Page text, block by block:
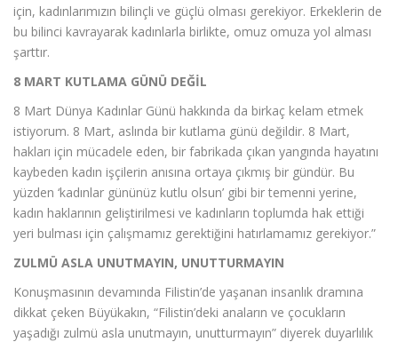
için, kadınlarımızın bilinçli ve güçlü olması gerekiyor. Erkeklerin de
bu bilinci kavrayarak kadınlarla birlikte, omuz omuza yol alması
şarttır.
8 MART KUTLAMA GÜNÜ DEĞİL
8 Mart Dünya Kadınlar Günü hakkında da birkaç kelam etmek
istiyorum. 8 Mart, aslında bir kutlama günü değildir. 8 Mart,
hakları için mücadele eden, bir fabrikada çıkan yangında hayatını
kaybeden kadın işçilerin anısına ortaya çıkmış bir gündür. Bu
yüzden ‘kadınlar gününüz kutlu olsun’ gibi bir temenni yerine,
kadın haklarının geliştirilmesi ve kadınların toplumda hak ettiği
yeri bulması için çalışmamız gerektiğini hatırlamamız gerekiyor.”
ZULMÜ ASLA UNUTMAYIN, UNUTTURMAYIN
Konuşmasının devamında Filistin’de yaşanan insanlık dramına
dikkat çeken Büyükakın, “Filistin’deki anaların ve çocukların
yaşadığı zulmü asla unutmayın, unutturmayın” diyerek duyarlılık